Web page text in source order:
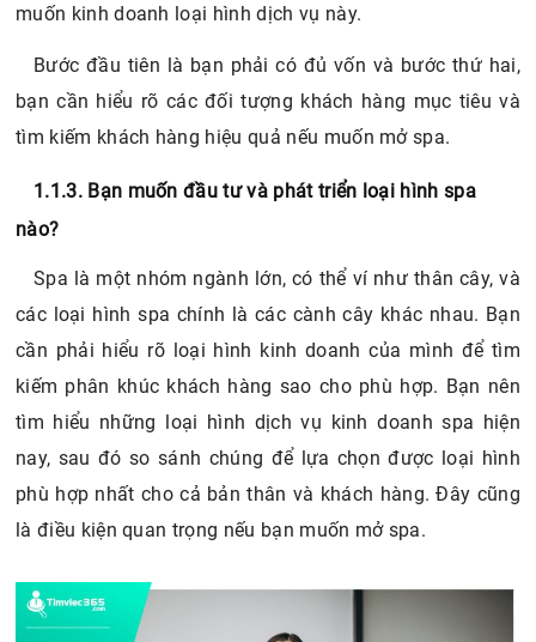
muốn kinh doanh loại hình dịch vụ này.
Bước đầu tiên là bạn phải có đủ vốn và bước thứ hai,
bạn cần hiểu rõ các đối tượng khách hàng mục tiêu và
tìm kiếm khách hàng hiệu quả nếu muốn mở spa.
1.1.3. Bạn muốn đầu tư và phát triển loại hình spa
nào?
Spa là một nhóm ngành lớn, có thể ví như thân cây, và
các loại hình spa chính là các cành cây khác nhau. Bạn
cần phải hiểu rõ loại hình kinh doanh của mình để tìm
kiếm phân khúc khách hàng sao cho phù hợp. Bạn nên
tìm hiểu những loại hình dịch vụ kinh doanh spa hiện
nay, sau đó so sánh chúng để lựa chọn được loại hình
phù hợp nhất cho cả bản thân và khách hàng. Đây cũng
là điều kiện quan trọng nếu bạn muốn mở spa.